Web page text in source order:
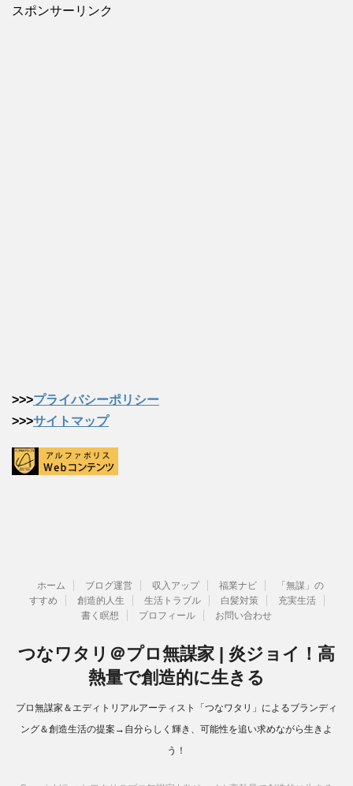
スポンサーリンク
>>>プライバシーポリシー
>>>サイトマップ
ホーム ブログ運営 収入アップ 福業ナビ
「無謀」の
すすめ
創造的人生 生活トラブル 白髪対策
充実生活
書く瞑想
プロフィール お問い合わせ
つなワタリ＠プロ無謀家 | 炎ジョイ！高
熱量で創造的に生きる
プロ無謀家＆エディトリアルアーティスト「つなワタリ」によるブランディ
ング＆創造生活の提案→自分らしく輝き、可能性を追い求めながら生きよ
う！